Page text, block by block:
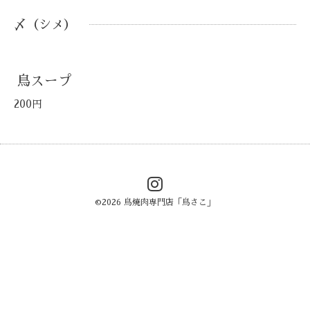
〆（シメ）
鳥スープ
200円
©2026 鳥焼肉専門店「鳥さこ」